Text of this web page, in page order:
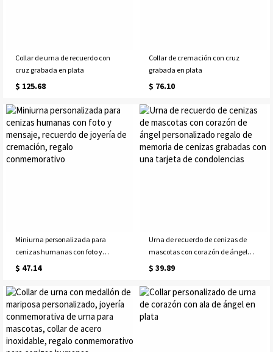
Collar de urna de recuerdo con
cruz grabada en plata
$ 125.68
Collar de cremación con cruz
grabada en plata
$ 76.10
Miniurna personalizada para
cenizas humanas con foto y
mensaje, recuerdo de joyería de
$ 47.14
Urna de recuerdo de cenizas de
mascotas con corazón de ángel
personalizado regalo de memoria
tarjeta de condolencias
$ 39.89